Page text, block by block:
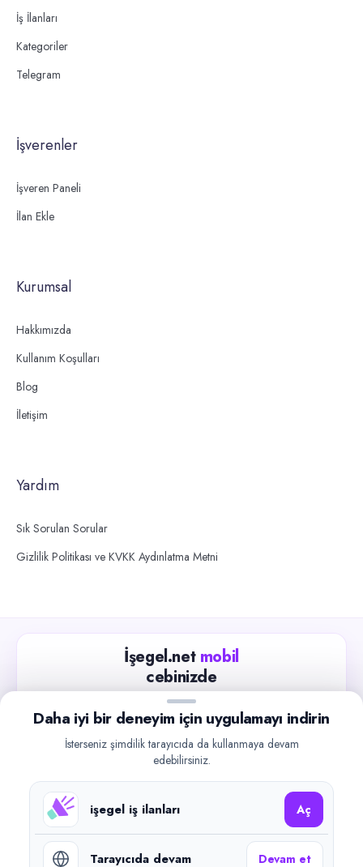
İş İlanları
Kategoriler
Telegram
İşverenler
İşveren Paneli
İlan Ekle
Kurumsal
Hakkımızda
Kullanım Koşulları
Blog
İletişim
Yardım
Sık Sorulan Sorular
Gizlilik Politikası ve KVKK Aydınlatma Metni
İşegel.net mobil
cebinizde
Güncel iş ilanlarını takip edin, işverenlerle hızlıca
iletişime geçin.
Google Play
©2026işegel.net. Tüm hakları saklıdır.
Daha iyi bir deneyim için uygulamayı indirin
İsterseniz şimdilik tarayıcıda da kullanmaya devam
edebilirsiniz.
işegel iş ilanları Aç
Tarayıcıda devam Devam et